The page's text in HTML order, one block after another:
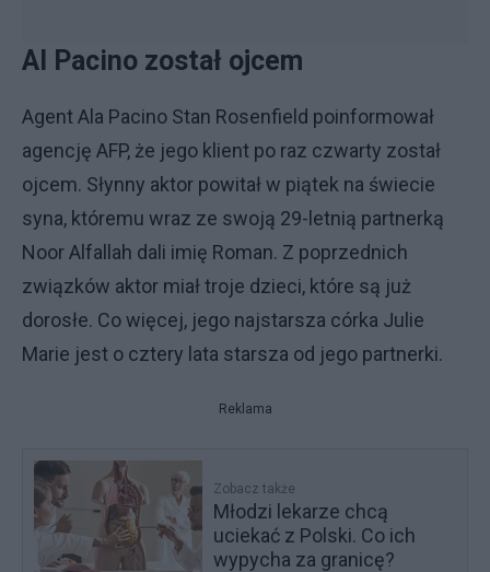
Al Pacino został ojcem
Agent Ala Pacino Stan Rosenfield poinformował
agencję AFP, że jego klient po raz czwarty został
ojcem. Słynny aktor powitał w piątek na świecie
syna, któremu wraz ze swoją 29-letnią partnerką
Noor Alfallah dali imię Roman. Z poprzednich
związków aktor miał troje dzieci, które są już
dorosłe. Co więcej, jego najstarsza córka Julie
Marie jest o cztery lata starsza od jego partnerki.
Reklama
Zobacz także
Młodzi lekarze chcą
uciekać z Polski. Co ich
wypycha za granicę?